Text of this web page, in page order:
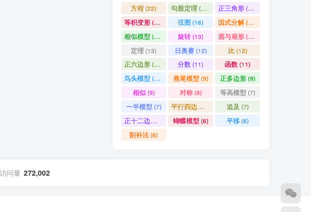
方程 (22) 勾股定理 (19) 正三角形(19)
等积变形(18) 弦图 (16) 因式分解(15)
相似模型 (14) 旋转(13) 圆与扇形(13)
定理 (13) 日奥赛(12) 比(12)
正六边形(11) 分数(11) 函数(11)
鸟头模型 (10) 燕尾模型 (9) 正多边形(9)
相似 (9) 对称(8) 等高模型 (7)
一半模型 (7) 平行四边形 追及 (7)
正十二边形 蝴蝶模型 (6) 平移(6)
割补法(6)
问量 272,002